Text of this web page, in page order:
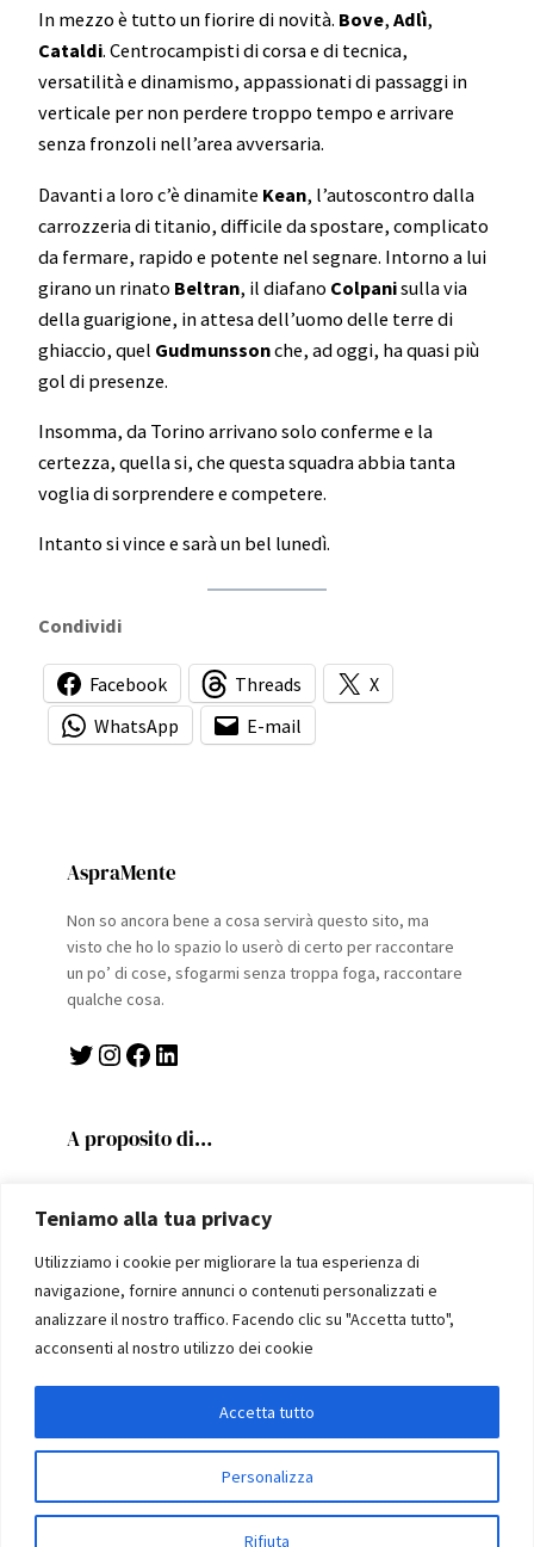
Teniamo alla tua privacy
Utilizziamo i cookie per migliorare la tua esperienza di
navigazione, fornire annunci o contenuti personalizzati e
analizzare il nostro traffico. Facendo clic su "Accetta tutto",
acconsenti al nostro utilizzo dei cookie
Personalizza
Rifiuta
Accetta tutto
In mezzo è tutto un fiorire di novità. Bove, Adlì,
Cataldi. Centrocampisti di corsa e di tecnica,
versatilità e dinamismo, appassionati di passaggi in
verticale per non perdere troppo tempo e arrivare
senza fronzoli nell’area avversaria.
Davanti a loro c’è dinamite Kean, l’autoscontro dalla
carrozzeria di titanio, difficile da spostare, complicato
da fermare, rapido e potente nel segnare. Intorno a lui
girano un rinato Beltran, il diafano Colpanisulla via
della guarigione, in attesa dell’uomo delle terre di
ghiaccio, quel Gudmunssonche, ad oggi, ha quasi più
gol di presenze.
Insomma, da Torino arrivano solo conferme e la
certezza, quella si, che questa squadra abbia tanta
voglia di sorprendere e competere.
Intanto si vince e sarà un bel lunedì.
Condividi
Facebook Threads
X
WhatsApp
E-mail
AspraMente
Non so ancora bene a cosa servirà questo sito, ma
visto che ho lo spazio lo userò di certo per raccontare
un po’ di cose, sfogarmi senza troppa foga, raccontare
qualche cosa.
Twitter Instagram Facebook LinkedIn
A proposito di…
Fiorentina
Viaggi e scoperte
Utilità
Home
Copyright 2023 | A WordPress Theme BySuperbThemes